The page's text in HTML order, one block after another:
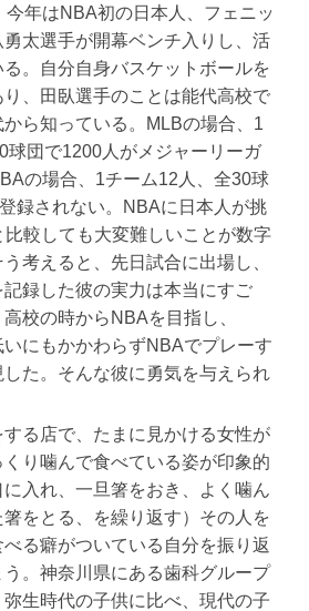
今年はNBA初の日本人、フェニッ
太選手が開幕ベンチ入りし、活
。自分自身バスケットボールを
り、田臥選手のことは能代高校で
ら知っている。MLBの場合、1
球団で1200人がメジャーリーガ
の場合、1チーム12人、全30球
録されない。NBAに日本人が挑
較しても大変難しいことが数字
考えると、先日試合に出場し、
録した彼の実力は本当にすご
校の時からNBAを目指し、
にもかかわらずNBAでプレーす
た。そんな彼に勇気を与えられ
る店で、たまに見かける女性が
り噛んで食べている姿が印象的
入れ、一旦箸をおき、よく噛ん
をとる、を繰り返す）その人を
る癖がついている自分を振り返
う。神奈川県にある歯科グループ
生時代の子供に比べ、現代の子